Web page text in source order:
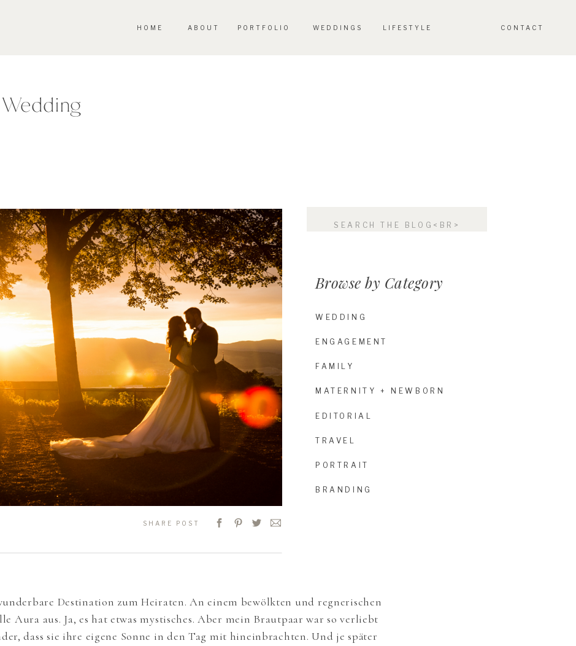
CONTACT
PORTFOLIO WEDDINGS
ABOUT
HOME LIFESTYLE
Browse by Category
WEDDING
ENGAGEMENT
FAMILY
MATERNITY + NEWBORN
EDITORIAL
PORTRAIT
TRAVEL
BRANDING
SHARE POST
Destination zum Heiraten. An einem bewölkten und regnerischen
Aura aus. Ja, es hat etwas mystisches. Aber mein Brautpaar war so verliebt
dass sie ihre eigene Sonne in den Tag mit hineinbrachten. Und je später